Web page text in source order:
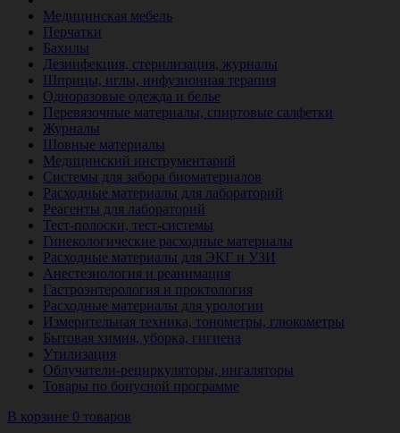
Медицинская мебель
Перчатки
Бахилы
Дезинфекция, стерилизация, журналы
Шприцы, иглы, инфузионная терапия
Одноразовые одежда и белье
Перевязочные материалы, спиртовые салфетки
Журналы
Шовные материалы
Медицинский инструментарий
Системы для забора биоматериалов
Расходные материалы для лабораторий
Реагенты для лабораторий
Тест-полоски, тест-системы
Гинекологические расходные материалы
Расходные материалы для ЭКГ и УЗИ
Анестезиология и реанимация
Гастроэнтерология и проктология
Расходные материалы для урологии
Измерительная техника, тонометры, глюкометры
Бытовая химия, уборка, гигиена
Утилизация
Облучатели-рециркуляторы, ингаляторы
Товары по бонусной программе
В корзине 0 товаров